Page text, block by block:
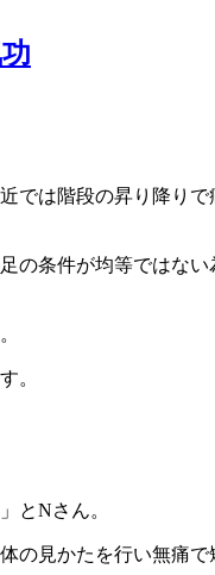
では階段の昇り降り
の条件が均等ではない
。
とNさん。
の見かたを行い無痛で